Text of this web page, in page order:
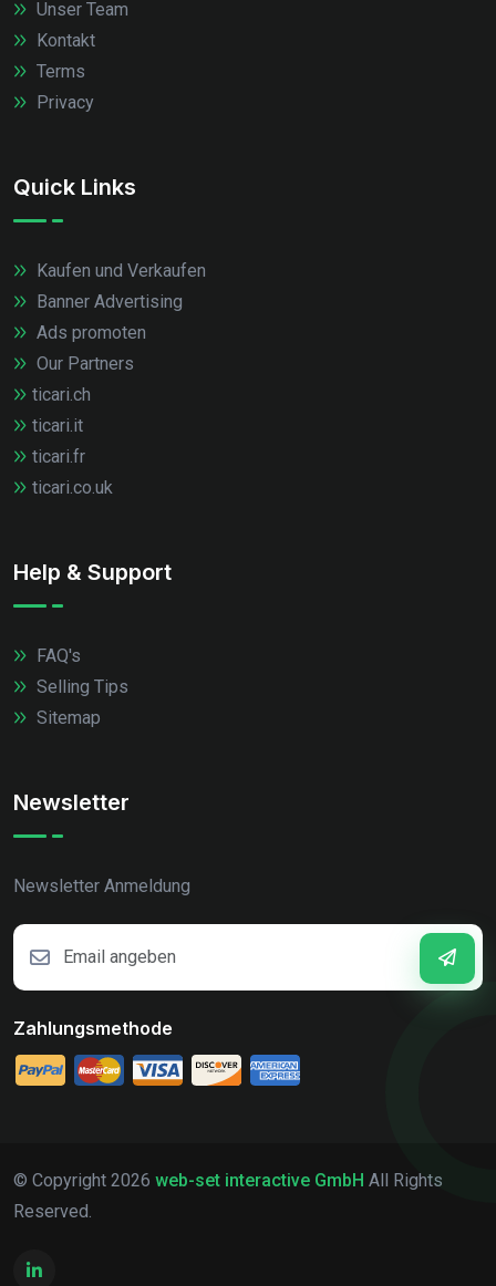
Unser Team
Kontakt
Terms
Privacy
Quick Links
Kaufen und Verkaufen
Banner Advertising
Ads promoten
Our Partners
ticari.ch
ticari.it
ticari.fr
ticari.co.uk
Help & Support
FAQ's
Selling Tips
Sitemap
Newsletter
Newsletter Anmeldung
Zahlungsmethode
© Copyright 2026 web-set interactive GmbH All Rights
Reserved.